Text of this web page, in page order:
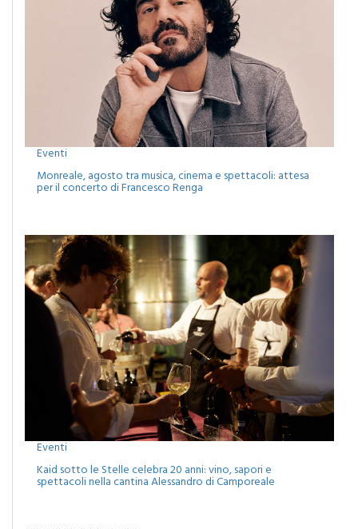
Monreale, agosto tra musica, cinema e spettacoli: attesa
per il concerto di Francesco Renga
Kaid sotto le Stelle celebra 20 anni: vino, sapori e
spettacoli nella cantina Alessandro di Camporeale